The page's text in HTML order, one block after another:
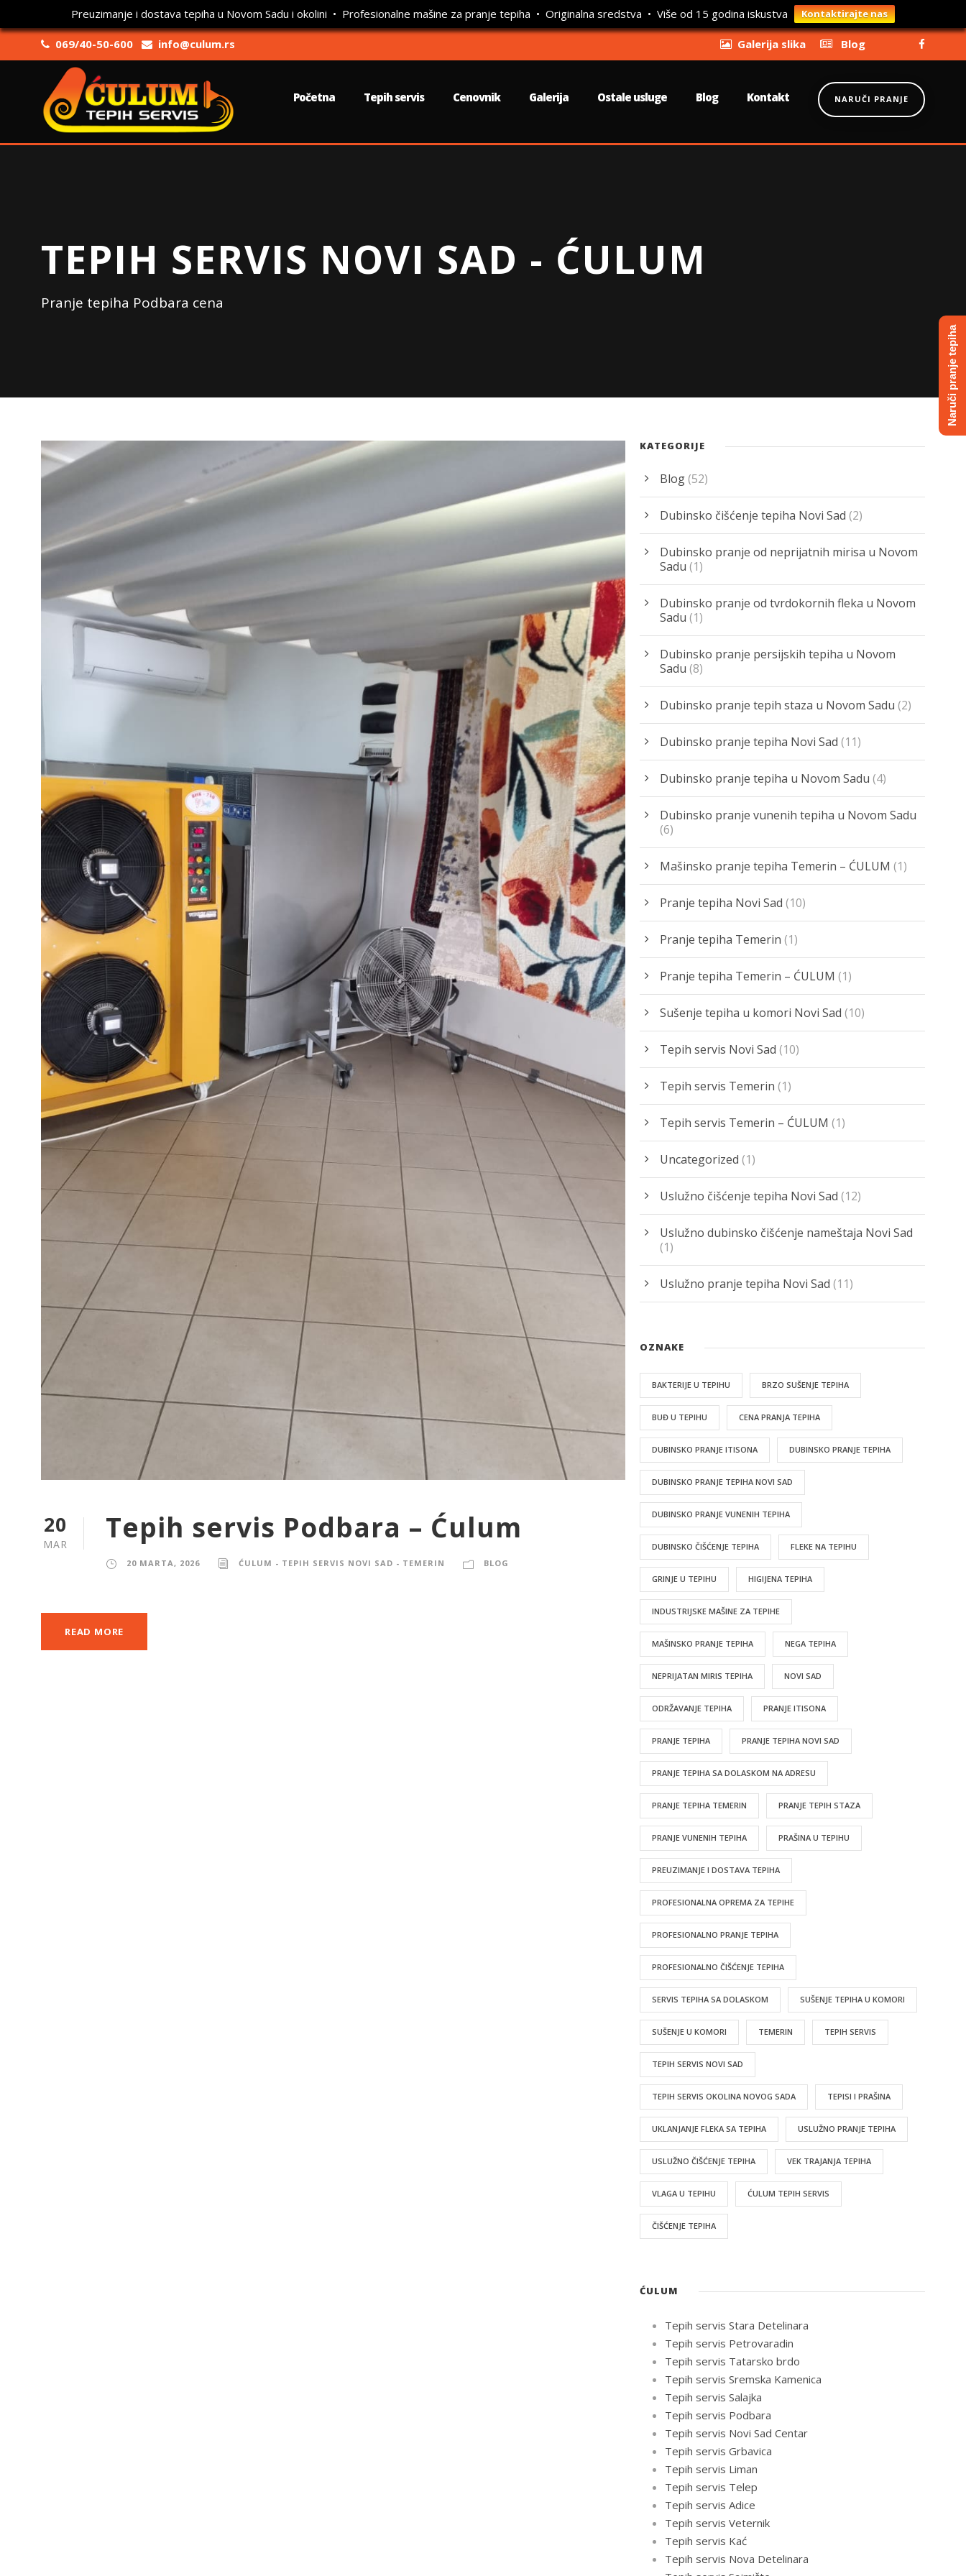
Preuzimanje i dostava tepiha u Novom Sadu i okolini • Profesionalne mašine za pranje tepiha • Originalna sredstva • Više od 15 godina iskustva Kontaktirajte nas
069/40-50-600 info@culum.rs Galerija slika Blog
Početna Tepih servis Cenovnik Galerija Ostale usluge Blog Kontakt NARUČI PRANJE
TEPIH SERVIS NOVI SAD - ĆULUM
Pranje tepiha Podbara cena
20
MAR Tepih servis Podbara – Ćulum
20 MARTA, 2026 ĆULUM - TEPIH SERVIS NOVI SAD - TEMERIN BLOG
READ MORE
KATEGORIJE
Blog(52)
Dubinsko čišćenje tepiha Novi Sad (2)
Dubinsko pranje od neprijatnih mirisa u Novom
Sadu (1)
Dubinsko pranje od tvrdokornih fleka u Novom
Sadu (1)
Dubinsko pranje persijskih tepiha u Novom
Sadu (8)
Dubinsko pranje tepih staza u Novom Sadu (2)
Dubinsko pranje tepiha Novi Sad (11)
Dubinsko pranje tepiha u Novom Sadu (4)
Dubinsko pranje vunenih tepiha u Novom Sadu
(6)
Mašinsko pranje tepiha Temerin – ĆULUM (1)
Pranje tepiha Novi Sad (10)
Pranje tepiha Temerin (1)
Pranje tepiha Temerin – ĆULUM (1)
Sušenje tepiha u komori Novi Sad (10)
Tepih servis Novi Sad (10)
Tepih servis Temerin (1)
Tepih servis Temerin – ĆULUM (1)
Uncategorized (1)
Uslužno čišćenje tepiha Novi Sad (12)
Uslužno dubinsko čišćenje nameštaja Novi Sad
(1)
Uslužno pranje tepiha Novi Sad (11)
OZNAKE
BAKTERIJE U TEPIHU BRZO SUŠENJE TEPIHA
BUĐ U TEPIHU CENA PRANJA TEPIHA
DUBINSKO PRANJE ITISONA DUBINSKO PRANJE TEPIHA
DUBINSKO PRANJE TEPIHA NOVI SAD
DUBINSKO PRANJE VUNENIH TEPIHA
DUBINSKO ČIŠĆENJE TEPIHA FLEKE NA TEPIHU
GRINJE U TEPIHU HIGIJENA TEPIHA
INDUSTRIJSKE MAŠINE ZA TEPIHE
MAŠINSKO PRANJE TEPIHA NEGA TEPIHA
NEPRIJATAN MIRIS TEPIHA NOVI SAD
ODRŽAVANJE TEPIHA PRANJE ITISONA
PRANJE TEPIHA PRANJE TEPIHA NOVI SAD
PRANJE TEPIHA SA DOLASKOM NA ADRESU
PRANJE TEPIHA TEMERIN PRANJE TEPIH STAZA
PRANJE VUNENIH TEPIHA PRAŠINA U TEPIHU
PREUZIMANJE I DOSTAVA TEPIHA
PROFESIONALNA OPREMA ZA TEPIHE
PROFESIONALNO PRANJE TEPIHA
PROFESIONALNO ČIŠĆENJE TEPIHA
SERVIS TEPIHA SA DOLASKOM SUŠENJE TEPIHA U KOMORI
SUŠENJE U KOMORI TEMERIN TEPIH SERVIS
TEPIH SERVIS NOVI SAD
TEPIH SERVIS OKOLINA NOVOG SADA TEPISI I PRAŠINA
UKLANJANJE FLEKA SA TEPIHA USLUŽNO PRANJE TEPIHA
USLUŽNO ČIŠĆENJE TEPIHA VEK TRAJANJA TEPIHA
VLAGA U TEPIHU ĆULUM TEPIH SERVIS
ČIŠĆENJE TEPIHA
ĆULUM
Tepih servis Stara Detelinara
Tepih servis Petrovaradin
Tepih servis Tatarsko brdo
Tepih servis Sremska Kamenica
Tepih servis Salajka
Tepih servis Podbara
Tepih servis Novi Sad Centar
Tepih servis Grbavica
Tepih servis Liman
Tepih servis Telep
Tepih servis Adice
Tepih servis Veternik
Tepih servis Kać
Tepih servis Nova Detelinara
Naruči pranje tepiha